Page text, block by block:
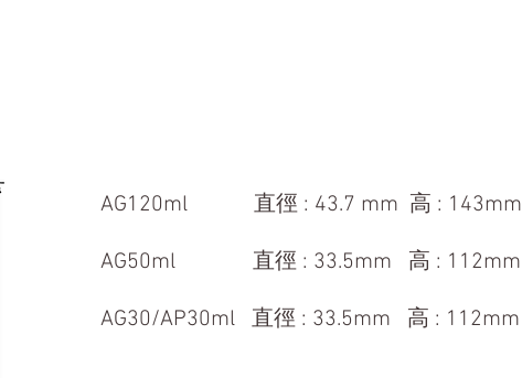
AG120ml 直徑 : 43.7 mm 高 : 143mm
AG50ml 直徑 : 33.5mm 高 : 112mm
AG30/AP30ml 直徑 : 33.5mm 高 : 112mm